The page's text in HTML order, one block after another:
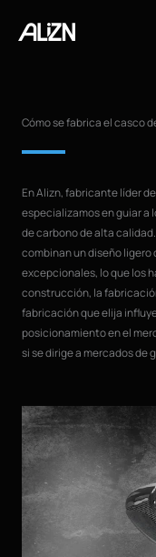
Cómo se fabrica el casco
En Alizn, fabricante líder
especializamos en guiar a
de carbono de alta
combinan un diseño
excepcionales, lo que los
construcción, la
fabricación que elija
posicionamiento en el
si se dirige a mercados de